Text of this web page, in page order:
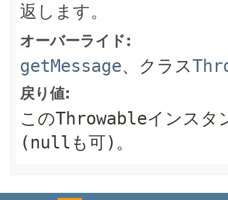
返します。
オーバーライド:
getMessage、クラス
戻り値:
このThrowableインスタ
( null も可)。